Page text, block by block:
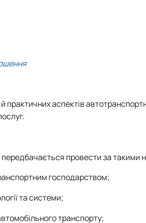
практичних аспектів
передбачається провести за такими
господарством;
та системи;
транспорту;